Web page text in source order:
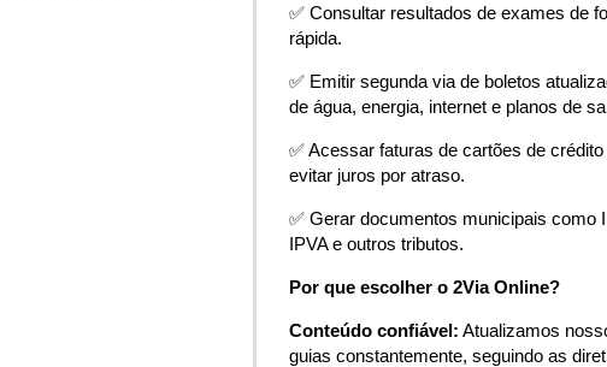
✅ Consultar resultados de exames de
rápida.
✅ Emitir segunda via de boletos
de água, energia, internet e planos de
✅ Acessar faturas de cartões de crédito
evitar juros por atraso.
✅ Gerar documentos municipais como
IPVA e outros tributos.
Por que escolher o 2Via Online?
Conteúdo confiável: Atualizamos
guias constantemente, seguindo as